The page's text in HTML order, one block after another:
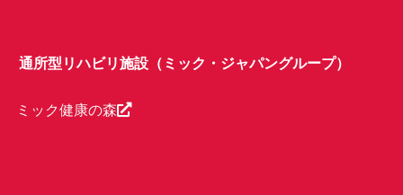
通所型リハビリ施設（ミック・ジャパングループ）
ミック健康の森